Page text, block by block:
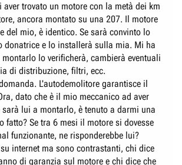
trovato un motore con la metà dei km
ancora montato su una 207. Il motore
del mio, è identico. Se sarà convinto lo
donatrice e lo installerà sulla mia. Mi ha
lo verificherà, cambierà eventuali
di distribuzione, filtri, ecc.
L'autodemolitore garantisce il
dato che è il mio meccanico ad aver
lui a montarlo, è tenuto a darmi una
fatto? Se tra 6 mesi il motore si dovesse
funzionante, ne risponderebbe lui?
internet ma sono contrastanti, chi dice
di garanzia sul motore e chi dice che